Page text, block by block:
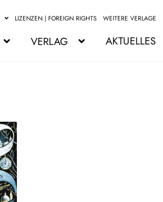
LIZENZEN | FOREIGN RIGHTS WEITERE VERLAGE
VERLAG AKTUELLES